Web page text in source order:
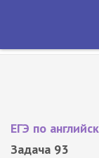
ЕГЭ по
Задача 93